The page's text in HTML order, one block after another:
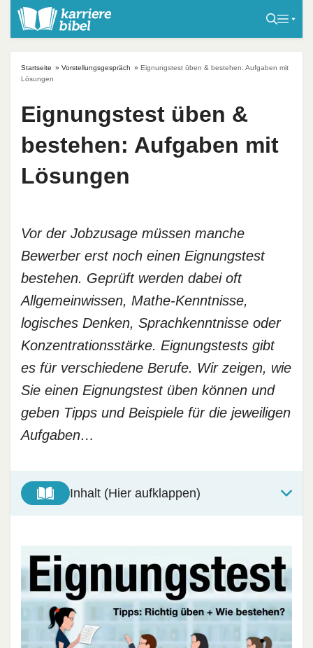
Startseite » Vorstellungsgespräch » Eignungstest üben & bestehen: Aufgaben mit
Lösungen
Eignungstest üben &
bestehen: Aufgaben mit
Lösungen
Vor der Jobzusage müssen manche
Bewerber erst noch einen Eignungstest
bestehen. Geprüft werden dabei oft
Allgemeinwissen, Mathe-Kenntnisse,
logisches Denken, Sprachkenntnisse oder
Konzentrationsstärke. Eignungstests gibt
es für verschiedene Berufe. Wir zeigen, wie
Sie einen Eignungstest üben können und
geben Tipps und Beispiele für die jeweiligen
Aufgaben…
Inhalt (Hier aufklappen)